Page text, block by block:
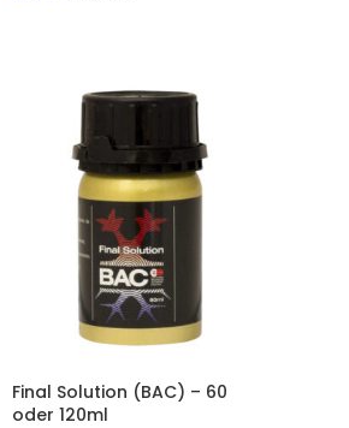
Final Solution (BAC) – 60
oder 120ml